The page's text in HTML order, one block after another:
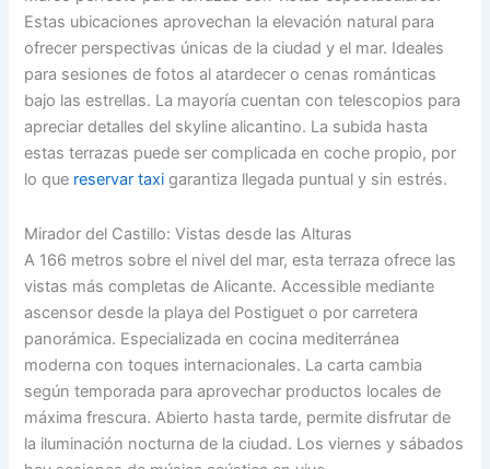
Estas ubicaciones aprovechan la elevación natural para
ofrecer perspectivas únicas de la ciudad y el mar. Ideales
para sesiones de fotos al atardecer o cenas románticas
bajo las estrellas. La mayoría cuentan con telescopios para
apreciar detalles del skyline alicantino. La subida hasta
estas terrazas puede ser complicada en coche propio, por
lo que reservar taxi garantiza llegada puntual y sin estrés.
Mirador del Castillo: Vistas desde las Alturas
A 166 metros sobre el nivel del mar, esta terraza ofrece las
vistas más completas de Alicante. Accessible mediante
ascensor desde la playa del Postiguet o por carretera
panorámica. Especializada en cocina mediterránea
moderna con toques internacionales. La carta cambia
según temporada para aprovechar productos locales de
máxima frescura. Abierto hasta tarde, permite disfrutar de
la iluminación nocturna de la ciudad. Los viernes y sábados